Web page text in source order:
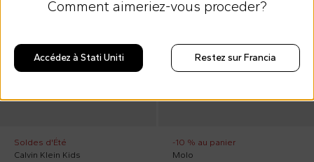
Soldes d'Été
Calvin Klein Kids
-10 % au panier
Molo
Comment aimeriez-vous proceder?
Accédez à Stati Uniti Restez sur Francia